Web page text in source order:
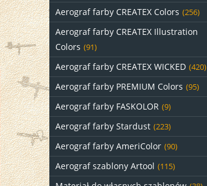
Aerograf farby CREATEX Colors (256)
Aerograf farby CREATEX Illustration
Colors (91)
Aerograf farby CREATEX WICKED (420)
Aerograf farby PREMIUM Colors (95)
Aerograf farby FASKOLOR (9)
Aerograf farby Stardust (223)
Aerograf farby AmeriColor (90)
Aerograf szablony Artool (115)